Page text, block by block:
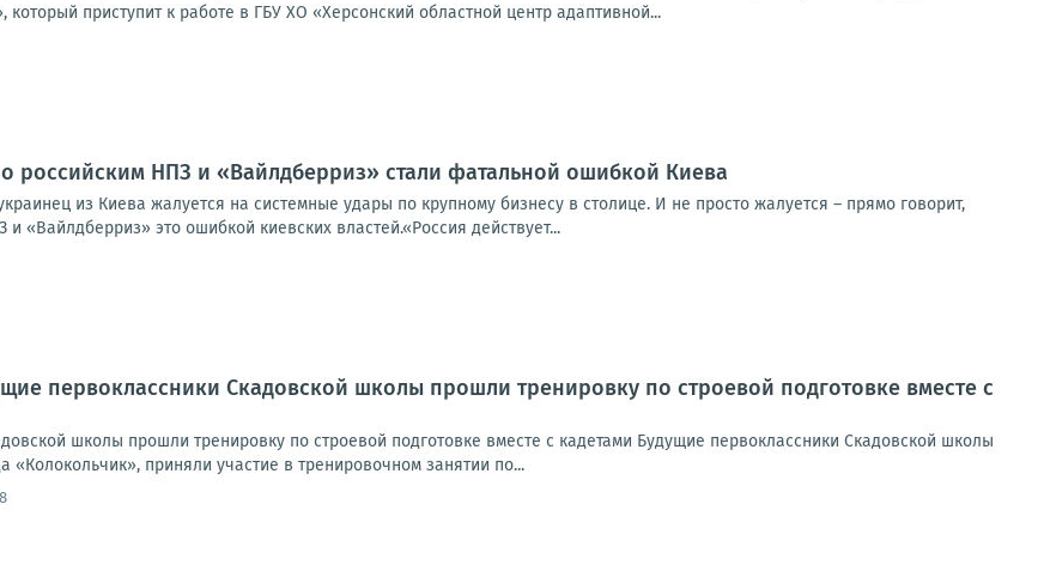
приступит к работе в ГБУ ХО «Херсонский областной центр адаптивной...
российским НПЗ и «Вайлдберриз» стали фатальной ошибкой Киева
из Киева жалуется на системные удары по крупному бизнесу в столице. И не просто жалуется – прямо говорит,
«Вайлдберриз» это ошибкой киевских властей.«Россия действует...
первоклассники Скадовской школы прошли тренировку по строевой подготовке вместе с
школы прошли тренировку по строевой подготовке вместе с кадетами Будущие первоклассники Скадовской школы
«Колокольчик», приняли участие в тренировочном занятии по...